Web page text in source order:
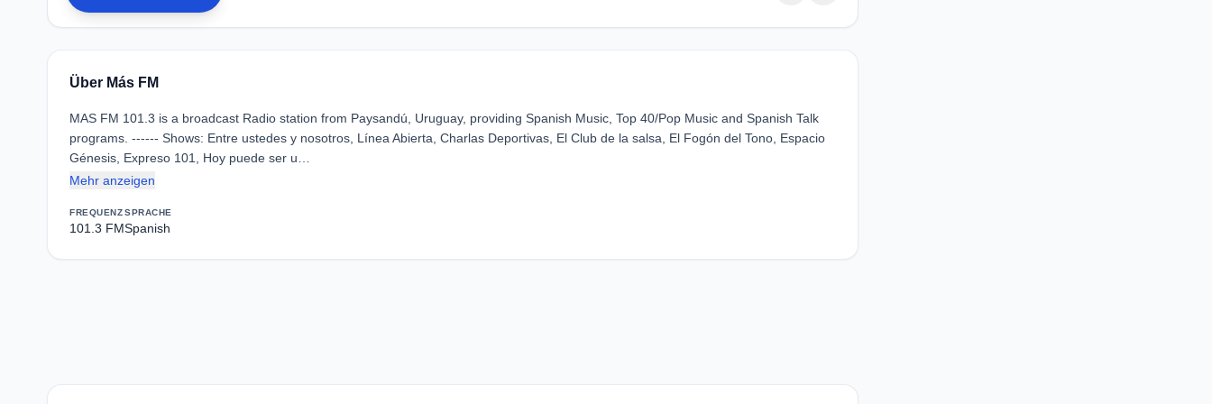
Über Más FM
MAS FM 101.3 is a broadcast Radio station from Paysandú, Uruguay, providing Spanish Music, Top 40/Pop Music and Spanish Talk
programs. ------ Shows: Entre ustedes y nosotros, Línea Abierta, Charlas Deportivas, El Club de la salsa, El Fogón del Tono, Espacio
Génesis, Expreso 101, Hoy puede ser u…
Mehr anzeigen
FREQUENZ
101.3 FM
SPRACHE
Spanish